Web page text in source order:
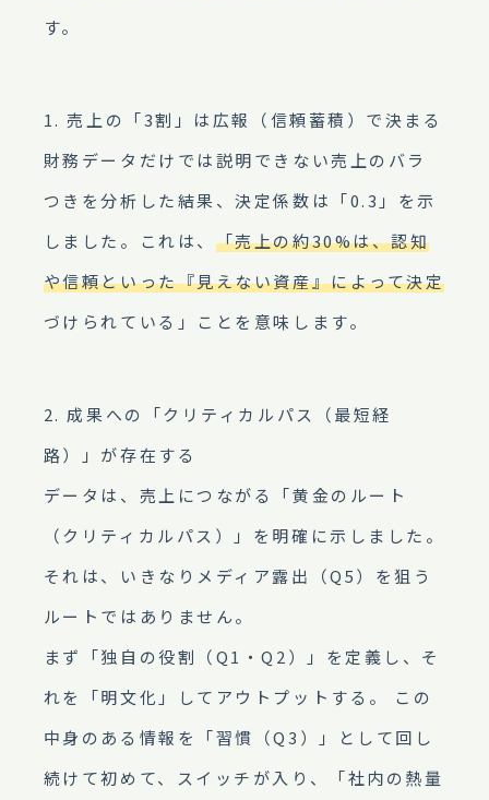
す。
1. 売上の「3割」は広報（信頼蓄積）で決まる
財務データだけでは説明できない売上のバラ
つきを分析した結果、決定係数は「0.3」を示
しました。これは、 「売上の約30%は、認知
や信頼といった『見えない資産』によって決定
づけられている」ことを意味します。
2. 成果への「クリティカルパス（最短経
路）」が存在する
データは、売上につながる「黄金のルート
（クリティカルパス）」を明確に示しました。
それは、いきなりメディア露出（Q5）を狙う
ルートではありません。
まず「独自の役割（Q1・Q2）」を定義し、そ
れを「明文化」してアウトプットする。 この
中身のある情報を「習慣（Q3）」として回し
続けて初めて、スイッチが入り、「社内の熱量